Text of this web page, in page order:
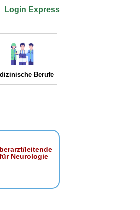
Login Express
Berufe
leitende
Neurologie